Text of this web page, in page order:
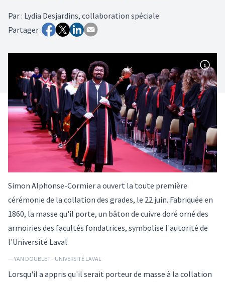
Par: Lydia Desjardins, collaboration spéciale
Partager :
Simon Alphonse-Cormier a ouvert la toute première
cérémonie de la collation des grades, le 22 juin. Fabriquée en
1860, la masse qu'il porte, un bâton de cuivre doré orné des
armoiries des facultés fondatrices, symbolise l'autorité de
l'Université Laval.
— YAN DOUBLET - UNIVERSITÉ LAVAL
Lorsqu'il a appris qu'il serait porteur de masse à la collation